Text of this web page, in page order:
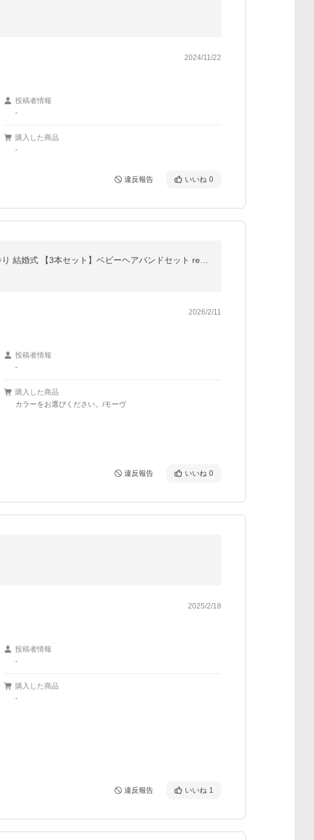
2024/11/22
投稿者情報
-
購入した商品
-
違反報告 いいね 0
2026/2/11
投稿者情報
-
購入した商品
カラーをお選びください。/モーヴ
違反報告 いいね 0
2025/2/18
投稿者情報
-
購入した商品
-
違反報告 いいね 1